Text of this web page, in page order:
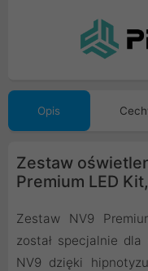
Opis
Zestaw
Premium LED
Zestaw NV9
został specjalnie
NV9 dzięki